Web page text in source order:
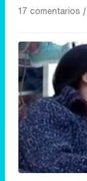
17 comentarios |